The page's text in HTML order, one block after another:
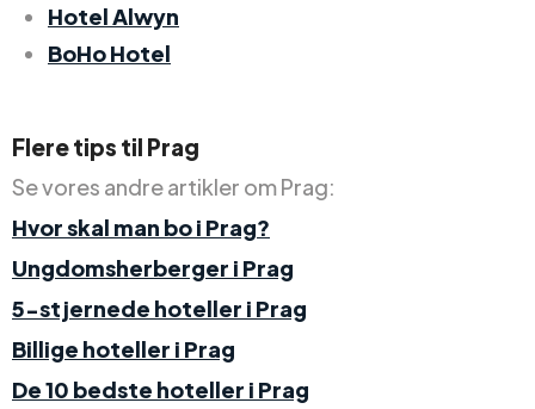
Hotel Alwyn
BoHo Hotel
Flere tips til Prag
Se vores andre artikler om Prag:
Hvor skal man bo i Prag?
Ungdomsherberger i Prag
5-stjernede hoteller i Prag
Billige hoteller i Prag
De 10 bedste hoteller i Prag